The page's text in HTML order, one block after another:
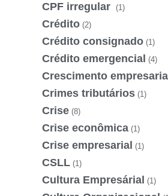
CPF irregular (1)
Crédito (2)
Crédito consignado (1)
Crédito emergencial (4)
Crescimento empresarial
Crimes tributários (1)
Crise (8)
Crise econômica (1)
Crise empresarial (1)
CSLL (1)
Cultura Empresárial (1)